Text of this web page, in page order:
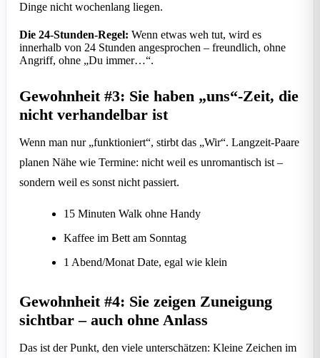
Dinge nicht wochenlang liegen.
Die 24-Stunden-Regel: Wenn etwas weh tut, wird es
innerhalb von 24 Stunden angesprochen – freundlich, ohne
Angriff, ohne „Du immer…“.
Gewohnheit #3: Sie haben „uns“-Zeit, die
nicht verhandelbar ist
Wenn man nur „funktioniert“, stirbt das „Wir“. Langzeit-Paare
planen Nähe wie Termine: nicht weil es unromantisch ist –
sondern weil es sonst nicht passiert.
15 Minuten Walk ohne Handy
Kaffee im Bett am Sonntag
1 Abend/Monat Date, egal wie klein
Gewohnheit #4: Sie zeigen Zuneigung
sichtbar – auch ohne Anlass
Das ist der Punkt, den viele unterschätzen: Kleine Zeichen im